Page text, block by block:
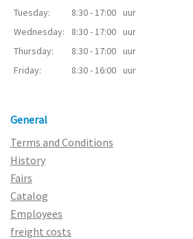
Tuesday:
8:30 - 17:00 uur
Wednesday:
8:30 - 17:00 uur
Thursday:
8:30 - 17:00 uur
Friday:
8:30 - 16:00 uur
General
Terms and Conditions
History
Fairs
Catalog
Employees
freight costs